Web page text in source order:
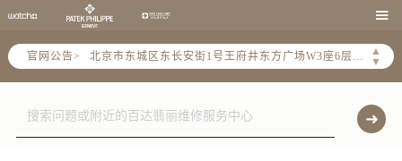

官网公告>
▲
▼
北京市东城区东长安街1号王府井东方广场W3座6层602室售后服务中心（需提前预约）
节假日正常营业！